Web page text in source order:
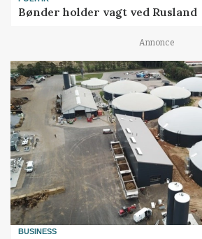
Bønder holder vagt ved Rusland
Annonce
BUSINESS